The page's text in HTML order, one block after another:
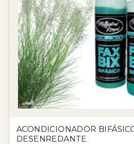
ACONDICIONADOR
DESENREDANTE